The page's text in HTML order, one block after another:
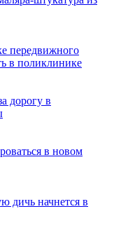
передвижного
в поликлинике
дорогу в
в новом
дичь начнется в